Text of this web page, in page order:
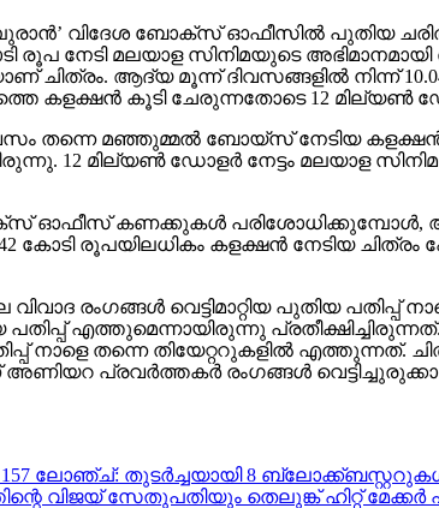
വിദേശ ബോക്സ് ഓഫീസിൽ പുതിയ
രൂപ നേടി മലയാള സിനിമയുടെ
ചിത്രം. ആദ്യ മൂന്ന് ദിവസങ്ങളിൽ നിന്ന്
കളക്ഷൻ കൂടി ചേരുന്നതോടെ 12 മില്യൺ
തന്നെ മഞ്ഞുമ്മൽ ബോയ്സ് നേടിയ
12 മില്യൺ ഡോളർ നേട്ടം മലയാള
ഓഫീസ് കണക്കുകൾ പരിശോധിക്കുമ്പോൾ,
കോടി രൂപയിലധികം കളക്ഷൻ നേടിയ
രംഗങ്ങൾ വെട്ടിമാറ്റിയ പുതിയ
എത്തുമെന്നായിരുന്നു
നാളെ തന്നെ തിയേറ്ററുകളിൽ എത്തുന്നത്.
പ്രവർത്തകർ രംഗങ്ങൾ
ലോഞ്ച്: തുടർച്ചയായി 8 ബ്ലോക്ക്ബസ്റ്ററുകൾ
വിജയ് സേതുപതിയും തെലുങ്ക് ഹിറ്റ്